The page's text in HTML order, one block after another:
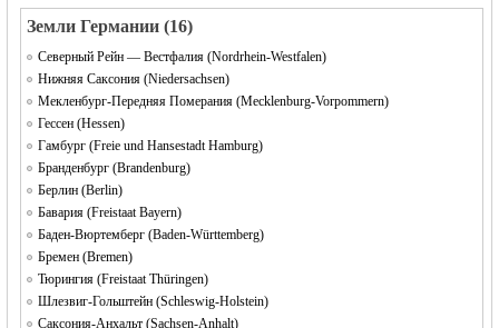
Земли Германии (16)
Северный Рейн — Вестфалия (Nordrhein-Westfalen)
Нижняя Саксония (Niedersachsen)
Мекленбург-Передняя Померания (Mecklenburg-Vorpommern)
Гессен (Hessen)
Гамбург (Freie und Hansestadt Hamburg)
Бранденбург (Brandenburg)
Берлин (Berlin)
Бавария (Freistaat Bayern)
Баден-Вюртемберг (Baden-Württemberg)
Бремен (Bremen)
Тюрингия (Freistaat Thüringen)
Шлезвиг-Гольштейн (Schleswig-Holstein)
Саксония-Анхальт (Sachsen-Anhalt)